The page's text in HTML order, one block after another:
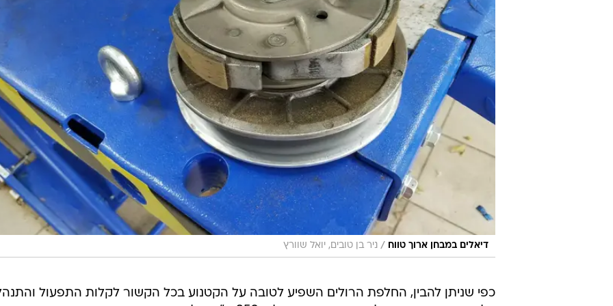
דיאלים במבחן ארוך טווח / ניר בן טובים, יואל שוורץ
כפי שניתן להבין, החלפת הרולים השפיע לטובה על הקטנוע בכל הקשור לקלות התפעול